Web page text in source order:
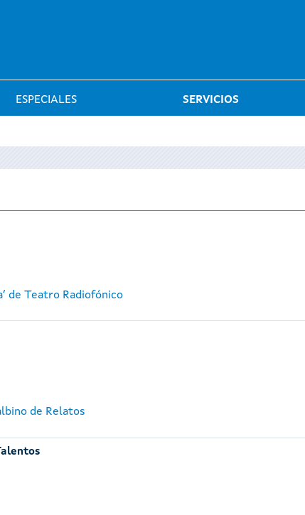
ESPECIALES SERVICIOS
de Teatro Radiofónico
de Relatos